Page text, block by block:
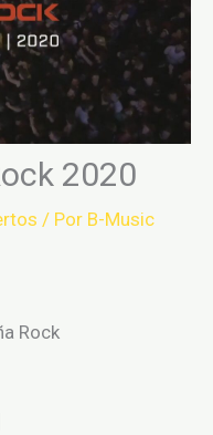
2020
/ Por B-Music
Rock